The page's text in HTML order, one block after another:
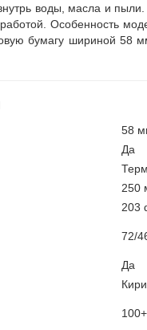
воды, масла и пыли.
Особенность
бумагу шириной
58
Да
250
203
72/
Да